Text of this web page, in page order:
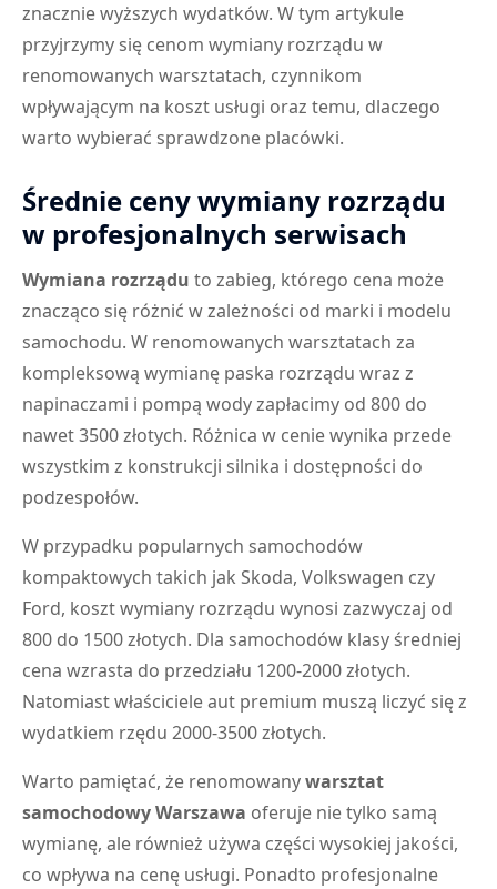
znacznie wyższych wydatków. W tym artykule
przyjrzymy się cenom wymiany rozrządu w
renomowanych warsztatach, czynnikom
wpływającym na koszt usługi oraz temu, dlaczego
warto wybierać sprawdzone placówki.
Średnie ceny wymiany rozrządu
w profesjonalnych serwisach
Wymiana rozrządu to zabieg, którego cena może
znacząco się różnić w zależności od marki i modelu
samochodu. W renomowanych warsztatach za
kompleksową wymianę paska rozrządu wraz z
napinaczami i pompą wody zapłacimy od 800 do
nawet 3500 złotych. Różnica w cenie wynika przede
wszystkim z konstrukcji silnika i dostępności do
podzespołów.
W przypadku popularnych samochodów
kompaktowych takich jak Skoda, Volkswagen czy
Ford, koszt wymiany rozrządu wynosi zazwyczaj od
800 do 1500 złotych. Dla samochodów klasy średniej
cena wzrasta do przedziału 1200-2000 złotych.
Natomiast właściciele aut premium muszą liczyć się z
wydatkiem rzędu 2000-3500 złotych.
Warto pamiętać, że renomowanywarsztat
samochodowy Warszawa oferuje nie tylko samą
wymianę, ale również używa części wysokiej jakości,
co wpływa na cenę usługi. Ponadto profesjonalne